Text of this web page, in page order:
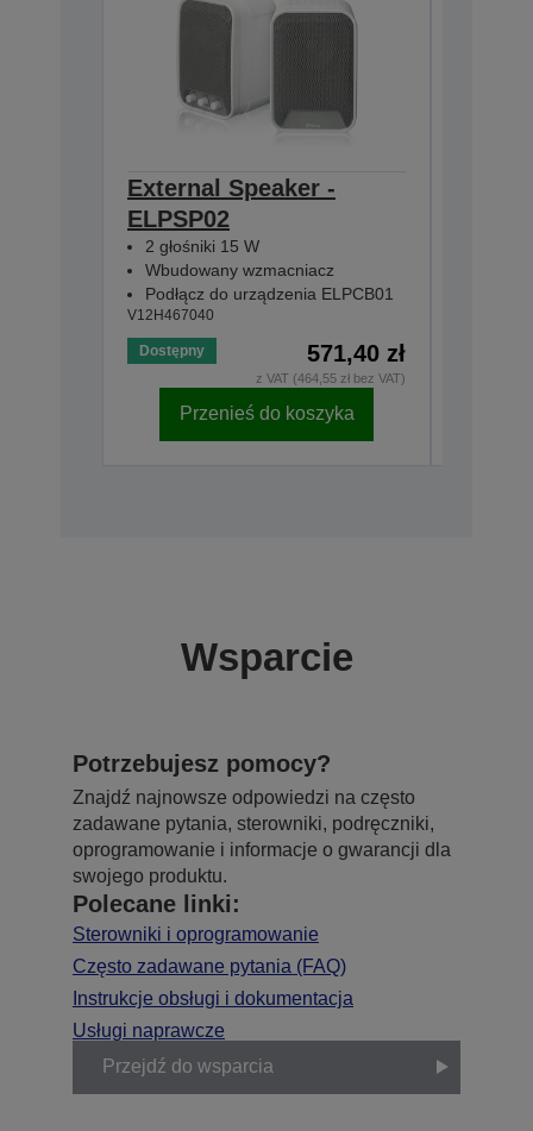
External Speaker -
ELPSP02
2 głośniki 15 W
Wbudowany wzmacniacz
Podłącz do urządzenia ELPCB01
V12H467040
Dostępny 571,40 zł
z VAT (464,55 zł bez VAT)
Przenieś do koszyka
Wsparcie
Potrzebujesz pomocy?
Znajdź najnowsze odpowiedzi na często
zadawane pytania, sterowniki, podręczniki,
oprogramowanie i informacje o gwarancji dla
swojego produktu.
Polecane linki:
Sterowniki i oprogramowanie
Często zadawane pytania (FAQ)
Instrukcje obsługi i dokumentacja
Usługi naprawcze
Przejdź do wsparcia